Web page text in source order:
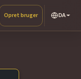
Opret bruger DA